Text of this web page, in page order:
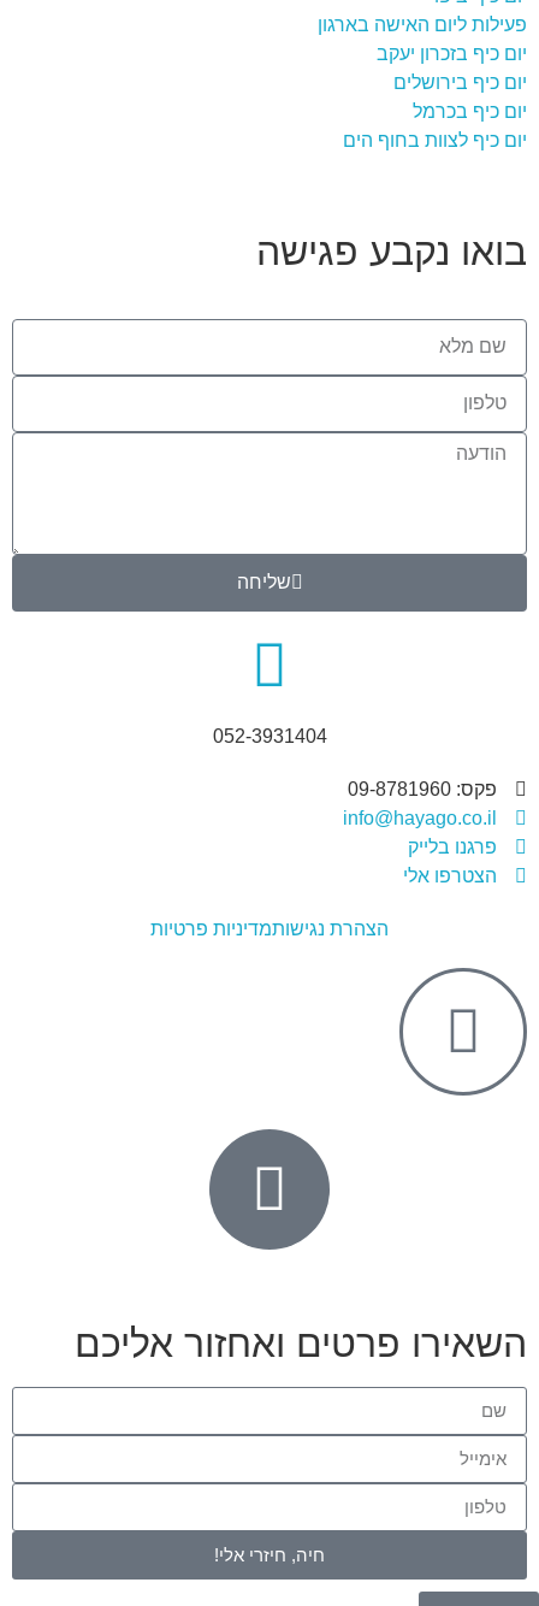
פעילות ליום האישה בארגון
יום כיף בזכרון יעקב
יום כיף בירושלים
יום כיף בכרמל
יום כיף לצוות בחוף הים
בואו נקבע פגישה
שליחה
052-3931404
פקס: 09-8781960
info@hayago.co.il
פרגנו בלייק
הצטרפו אלי
הצהרת נגישותמדיניות פרטיות
השאירו פרטים ואחזור אליכם
חיה, חיזרי אלי!